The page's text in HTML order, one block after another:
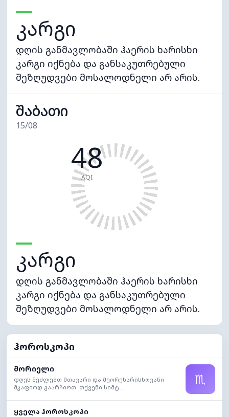
კარგი
დღის განმავლობაში ჰაერის ხარისხი
კარგი იქნება და განსაკუთრებული
შეზღუდვები მოსალოდნელი არ არის.
შაბათი
15/08
48
AQI
კარგი
დღის განმავლობაში ჰაერის ხარისხი
კარგი იქნება და განსაკუთრებული
შეზღუდვები მოსალოდნელი არ არის.
ჰოროსკოპი
მორიელი
დღეს შეძლებთ მთავარი და მეორეხარისხოვანი
მკაფიოდ გაარჩიოთ. თქვენი სიმტ...
♏
ყველა ჰოროსკოპი